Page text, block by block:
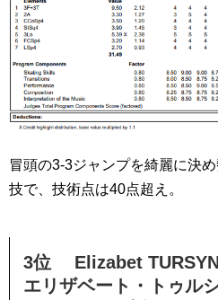
冒頭の3-3ジャンプを綺麗に決
技で、技術点は40点超え。
3位 Elizabet
エリザベート・トゥル